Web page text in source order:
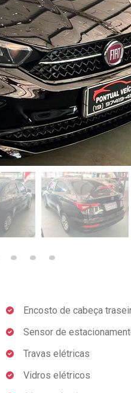
Encosto de cabeça
Sensor de
Travas elétricas
Vidros elétricos